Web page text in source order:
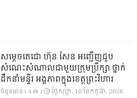
សម្តេចតេជោ ហ៊ុន សែន អញ្ជើញជួប
សំណេះសំណាលជាមួយក្រុមប្រឹក្សា ថ្នាក់
ដឹកនាំមន្ទីរ អង្គភាពក្នុងខេត្តព្រះវិហារ
ចំនួនអាន ( 4.8k ) ថ្ងៃ​សុក្រ, 10 ខែ​កក្កដា, 2026